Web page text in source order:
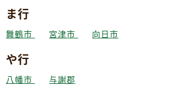
ま行
舞鶴市 宮津市 向日市
や行
八幡市 与謝郡